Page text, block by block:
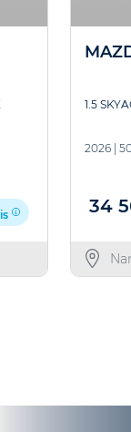
1.5
2026|
34